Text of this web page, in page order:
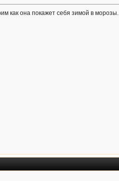
как она покажет себя зимой в морозы.